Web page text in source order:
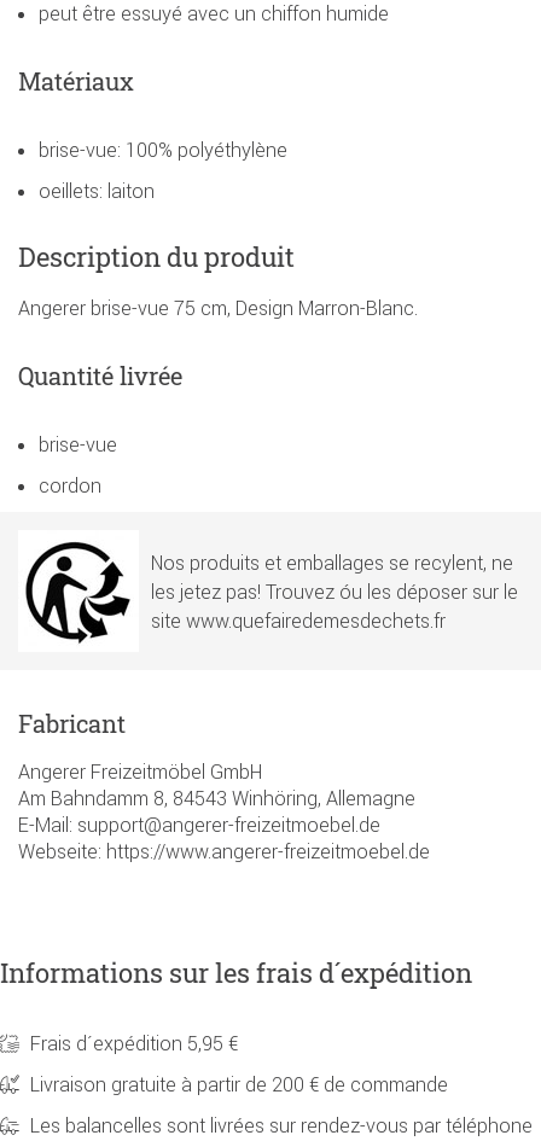
peut être essuyé avec un chiffon humide
Matériaux
brise-vue: 100% polyéthylène
oeillets: laiton
Description du produit
Angerer brise-vue 75 cm, Design Marron-Blanc.
Quantité livrée
brise-vue
cordon
Nos produits et emballages se recylent, ne
les jetez pas! Trouvez óu les déposer sur le
site www.quefairedemesdechets.fr
Fabricant
Angerer Freizeitmöbel GmbH
Am Bahndamm 8, 84543 Winhöring, Allemagne
E-Mail: support@angerer-freizeitmoebel.de
Webseite: https://www.angerer-freizeitmoebel.de
Informations sur les frais d´expédition
Frais d´expédition 5,95 €
Livraison gratuite à partir de 200 € de commande
Les balancelles sont livrées sur rendez-vous par téléphone